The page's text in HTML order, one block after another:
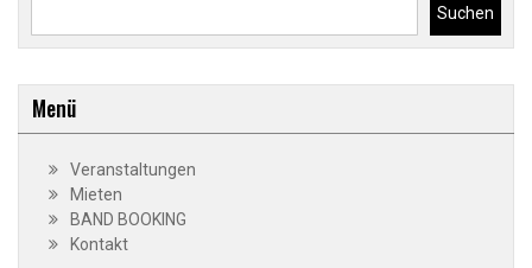
Suchen
Menü
Veranstaltungen
Mieten
BAND BOOKING
Kontakt